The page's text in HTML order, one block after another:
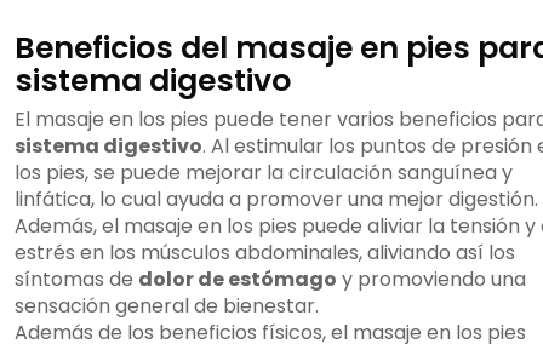
en combinación con otros tratamientos?
¿Cuáles son los beneficios del masaje
en los pies y la reflexología podal?
Beneficios del masaje en pies
sistema digestivo
El masaje en los pies puede tener varios beneficios
sistema digestivo. Al estimular los puntos de presión
los pies, se puede mejorar la circulación sanguínea y
linfática, lo cual ayuda a promover una mejor digestión.
Además, el masaje en los pies puede aliviar la tensión y
estrés en los músculos abdominales, aliviando así los
síntomas de dolor de estómago y promoviendo una
sensación general de bienestar.
Además de los beneficios físicos, el masaje en los pies